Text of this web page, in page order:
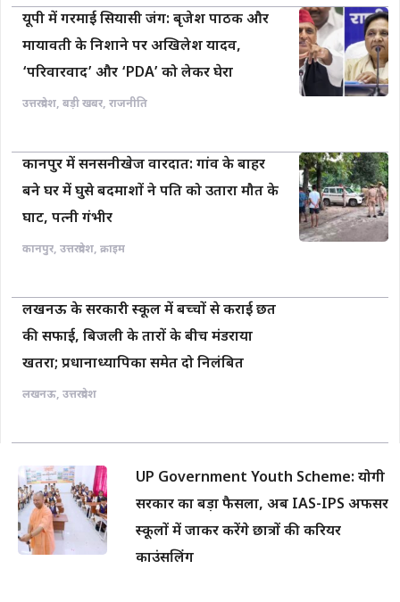
यूपी में गरमाई सियासी जंग: बृजेश पाठक और
मायावती के निशाने पर अखिलेश यादव,
‘परिवारवाद’ और ‘PDA’ को लेकर घेरा
उत्तरप्रदेश, बड़ी खबर, राजनीति
कानपुर में सनसनीखेज वारदात: गांव के बाहर
बने घर में घुसे बदमाशों ने पति को उतारा मौत के
घाट, पत्नी गंभीर
कानपुर, उत्तरप्रदेश, क्राइम
लखनऊ के सरकारी स्कूल में बच्चों से कराई छत
की सफाई, बिजली के तारों के बीच मंडराया
खतरा; प्रधानाध्यापिका समेत दो निलंबित
लखनऊ, उत्तरप्रदेश
UP Government Youth Scheme: योगी
सरकार का बड़ा फैसला, अब IAS-IPS अफसर
स्कूलों में जाकर करेंगे छात्रों की करियर
काउंसलिंग